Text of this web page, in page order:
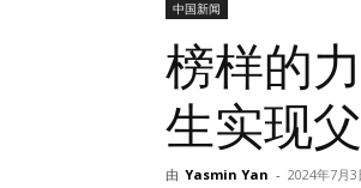
中国新闻
榜样的
生实现
由 Yasmin Yan - 2024年7月3